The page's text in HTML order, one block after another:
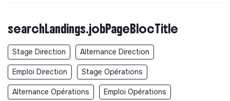
searchLandings.jobPageBlocTitle
Stage Direction Alternance Direction
Emploi Direction Stage Opérations
Alternance Opérations Emploi Opérations